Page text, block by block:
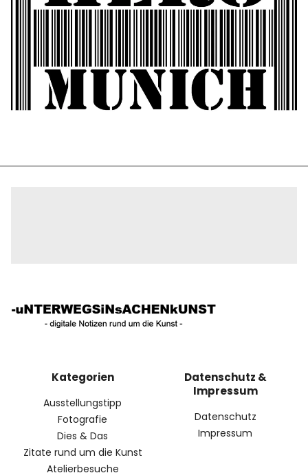
Kategorien
Ausstellungstipp
Fotografie
Dies & Das
Zitate rund um die Kunst
Atelierbesuche
Datenschutz &
Impressum
Datenschutz
Impressum